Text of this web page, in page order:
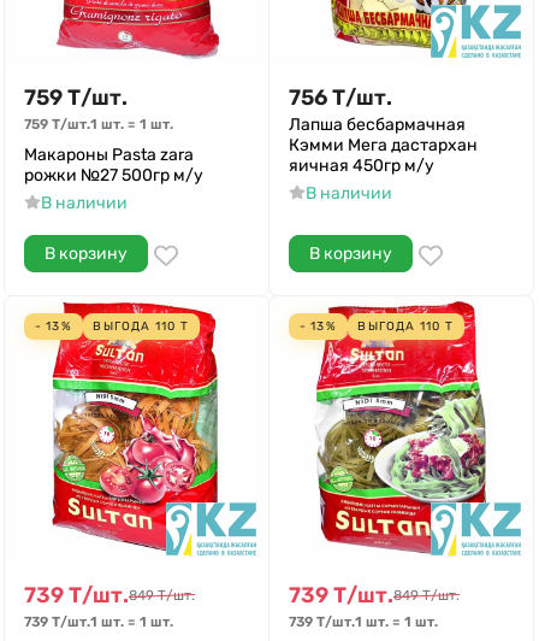
759Т/шт.
759 Т/шт.1 шт. = 1 шт.
Макароны Pasta zara
рожки №27 500гр м/у
В наличии
В корзину
756Т/шт.
Лапша бесбармачная
Кэмми Мега дастархан
яичная 450гр м/у
В наличии
В корзину
- 13% ВЫГОДА 110 Т
739Т/шт.849 Т/шт.
739 Т/шт.1 шт. = 1 шт.
- 13% ВЫГОДА 110 Т
739Т/шт.849 Т/шт.
739 Т/шт.1 шт. = 1 шт.